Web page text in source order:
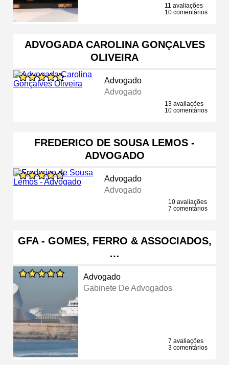
11 avaliações
10 comentários
ADVOGADA CAROLINA GONÇALVES
OLIVEIRA
Advogado
Advogado
13 avaliações
10 comentários
FREDERICO DE SOUSA LEMOS -
ADVOGADO
Advogado
Advogado
10 avaliações
7 comentários
GFA - GOMES, FERRO & ASSOCIADOS,
…
Advogado
Gabinete De Advogados
7 avaliações
3 comentários